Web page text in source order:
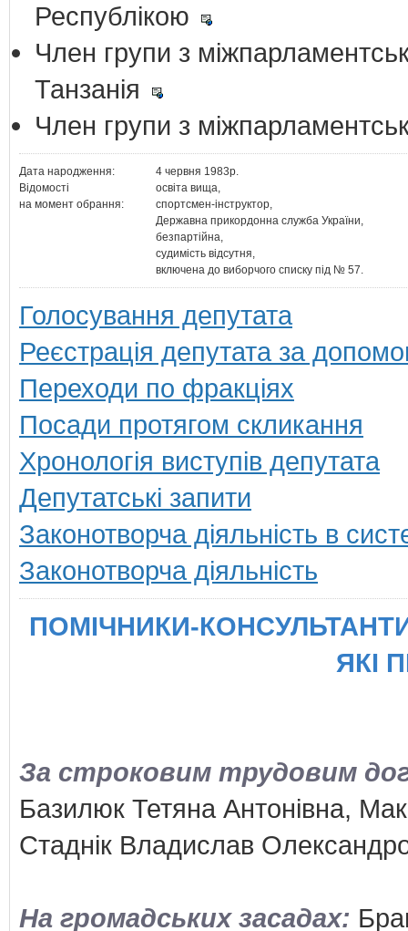
Республікою
Член групи з
Танзанія
Член групи з
Дата народження:
4 червня 1983р.
Відомості
на момент обрання:
освіта вища,
спортсмен-інструктор,
Державна прикордонна служба України,
безпартійнa,
судимість відсутня,
включена до виборчого списку під № 57.
Голосування депутата
Реєстрація депутата за
Переходи по фракціях
Посади протягом скликання
Хронологія виступів депутата
Депутатські запити
Законотворча діяльність в
Законотворча діяльність
ПОМІЧНИКИ-
ЯКІ
За строковим трудовим
Базилюк Тетяна Антонівна,
Стаднік Владислав
На громадських засадах: